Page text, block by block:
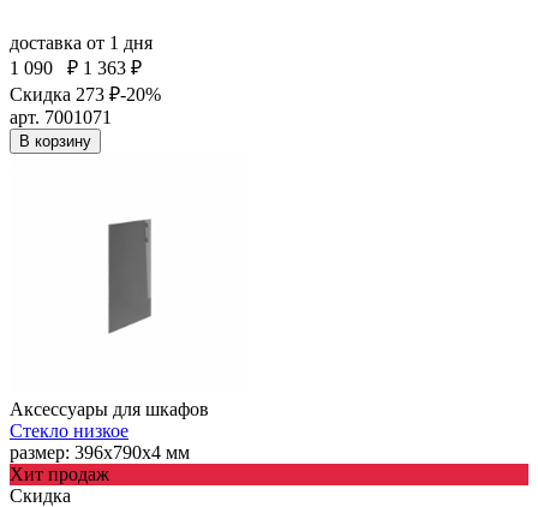
доставка от 1 дня
1 090
₽ 1 363 ₽
Скидка 273 ₽-20%
арт. 7001071
В корзину
Аксессуары для шкафов
Стекло низкое
размер: 396х790х4 мм
Хит продаж
Скидка